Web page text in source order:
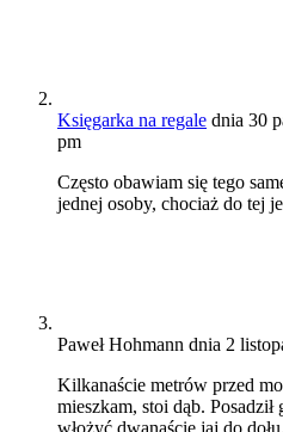
Księgarka na regale dnia 30
pm
Często obawiam się tego
jednej osoby, chociaż do tej
Paweł Hohmann dnia 2
Kilkanaście metrów przed
mieszkam, stoi dąb. Posadził
włożyć dwanaście jaj do